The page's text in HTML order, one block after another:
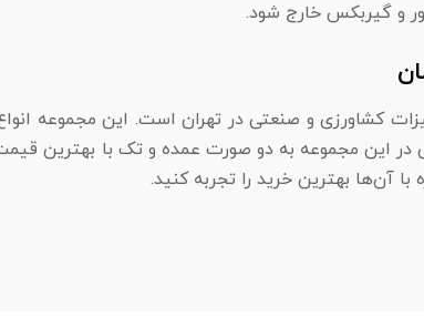
و گیربکس خارج شود.
کشاورزی و صنعتی در تهران است. این مجموعه
در این مجموعه به دو صورت عمده و تک با بهترین
آن‌ها بهترین خرید را تجربه کنید.